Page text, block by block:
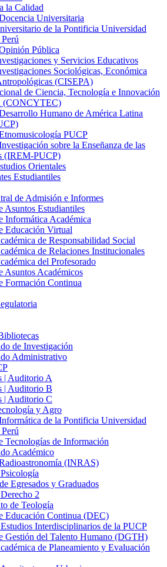
la Calidad
Universitaria
de la Pontificia Universidad
Pública
y Servicios Educativos
Sociológicas, Económica
(CISEPA)
de Ciencia, Tecnología e Innovación
(CONCYTEC)
Humano de América Latina
PUCP
sobre la Enseñanza de las
(IREM-PUCP)
Orientales
Estudiantiles
de Admisión e Informes
Asuntos Estudiantiles
Informática Académica
Educación Virtual
de Responsabilidad Social
de Relaciones Institucionales
del Profesorado
Asuntos Académicos
Formación Continua
de Investigación
Administrativo
| Auditorio A
| Auditorio B
| Auditorio C
y Agro
de la Pontificia Universidad
Tecnologías de Información
Académico
(INRAS)
Egresados y Graduados
2
de Teología
Educación Continua (DEC)
Interdisciplinarios de la PUCP
Gestión del Talento Humano (DGTH)
de Planeamiento y Evaluación